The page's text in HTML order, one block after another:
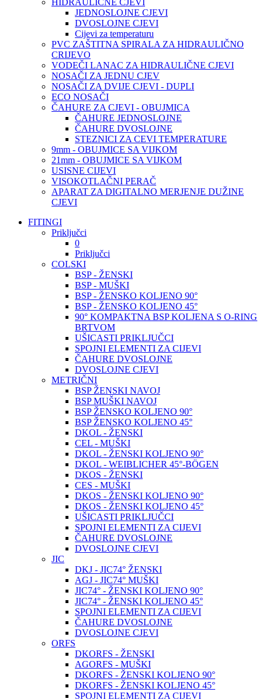
HIDRAULIČNE CJEVI
JEDNOSLOJNE CJEVI
DVOSLOJNE CJEVI
Cijevi za temperaturu
PVC ZAŠTITNA SPIRALA ZA HIDRAULIČNO
CRIJEVO
VODEČI LANAC ZA HIDRAULIČNE CJEVI
NOSAČI ZA JEDNU CJEV
NOSAČI ZA DVIJE CJEVI - DUPLI
ECO NOSAČI
ČAHURE ZA CJEVI - OBUJMICA
ČAHURE JEDNOSLOJNE
ČAHURE DVOSLOJNE
STEZNICI ZA CEVI TEMPERATURE
9mm - OBUJMICE SA VIJKOM
21mm - OBUJMICE SA VIJKOM
USISNE CIJEVI
VISOKOTLAČNI PERAČ
APARAT ZA DIGITALNO MERJENJE DUŽINE
CJEVI
FITINGI
Priključci
0
Priključci
COLSKI
BSP - ŽENSKI
BSP - MUŠKI
BSP - ŽENSKO KOLJENO 90°
BSP - ŽENSKO KOLJENO 45°
90° KOMPAKTNA BSP KOLJENA S O-RING
BRTVOM
UŠICASTI PRIKLJUČCI
SPOJNI ELEMENTI ZA CIJEVI
ČAHURE DVOSLOJNE
DVOSLOJNE CJEVI
METRIČNI
BSP ŽENSKI NAVOJ
BSP MUŠKI NAVOJ
BSP ŽENSKO KOLJENO 90°
BSP ŽENSKO KOLJENO 45°
DKOL - ŽENSKI
CEL - MUŠKI
DKOL - ŽENSKI KOLJENO 90°
DKOL - WEIBLICHER 45°-BÖGEN
DKOS - ŽENSKI
CES - MUŠKI
DKOS - ŽENSKI KOLJENO 90°
DKOS - ŽENSKI KOLJENO 45°
UŠICASTI PRIKLJUČCI
SPOJNI ELEMENTI ZA CIJEVI
ČAHURE DVOSLOJNE
DVOSLOJNE CJEVI
JIC
DKJ - JIC74° ŽENSKI
AGJ - JIC74° MUŠKI
JIC74° - ŽENSKI KOLJENO 90°
JIC74° - ŽENSKI KOLJENO 45°
SPOJNI ELEMENTI ZA CIJEVI
ČAHURE DVOSLOJNE
DVOSLOJNE CJEVI
ORFS
DKORFS - ŽENSKI
AGORFS - MUŠKI
DKORFS - ŽENSKI KOLJENO 90°
DKORFS - ŽENSKI KOLJENO 45°
SPOJNI ELEMENTI ZA CIJEVI